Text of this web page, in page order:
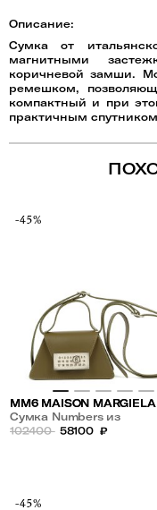
Описание:
Сумка от
магнитными
коричневой замши.
ремешком,
компактный и при
практичным
-45%
MM6 MAISON MARGIELA
Сумка Numbers из
натуральной кожи
102400 58100 ₽
-45%